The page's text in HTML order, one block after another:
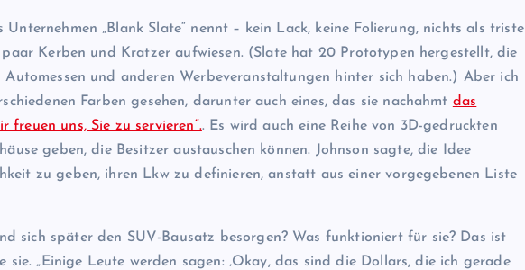
Unternehmen „Blank Slate“ nennt – kein Lack, keine Folierung, nichts als triste
Kerben und Kratzer aufwiesen. (Slate hat 20 Prototypen hergestellt, die
Automessen und anderen Werbeveranstaltungen hinter sich haben.) Aber ich
Farben gesehen, darunter auch eines, das sie nachahmt das
freuen uns, Sie zu servieren“.. Es wird auch eine Reihe von 3D-gedruckten
geben, die Besitzer austauschen können. Johnson sagte, die Idee
zu geben, ihren Lkw zu definieren, anstatt aus einer vorgegebenen Liste
sich später den SUV-Bausatz besorgen? Was funktioniert für sie? Das ist
sie. „Einige Leute werden sagen: ‚Okay, das sind die Dollars, die ich gerade